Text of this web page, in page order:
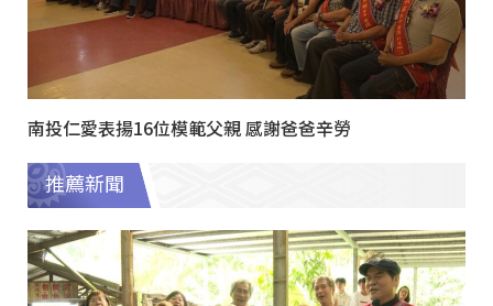
南投仁愛表揚16位模範父親 感謝爸爸辛勞
推薦新聞